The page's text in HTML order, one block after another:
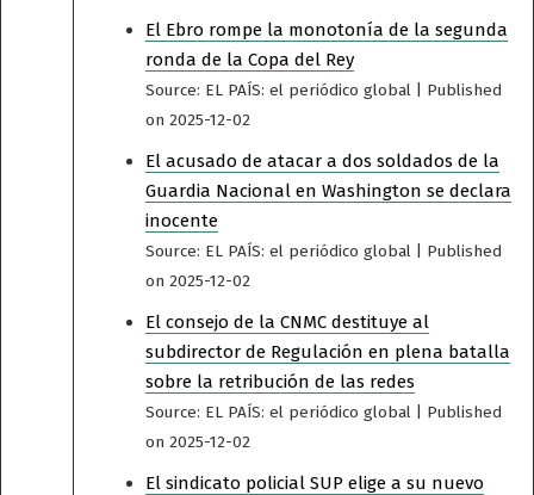
El Ebro rompe la monotonía de la segunda
ronda de la Copa del Rey
Source: EL PAÍS: el periódico global
Published
on 2025-12-02
El acusado de atacar a dos soldados de la
Guardia Nacional en Washington se declara
inocente
Source: EL PAÍS: el periódico global
Published
on 2025-12-02
El consejo de la CNMC destituye al
subdirector de Regulación en plena batalla
sobre la retribución de las redes
Source: EL PAÍS: el periódico global
Published
on 2025-12-02
El sindicato policial SUP elige a su nuevo